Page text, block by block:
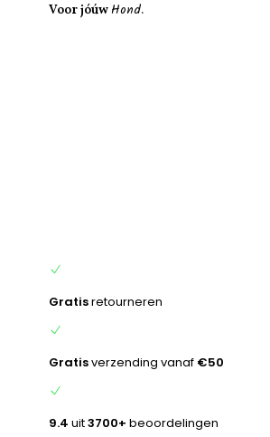
Voor jóúwHond.
Gratisretourneren
Gratisverzending vanaf €50
9.4 uit3700+ beoordelingen